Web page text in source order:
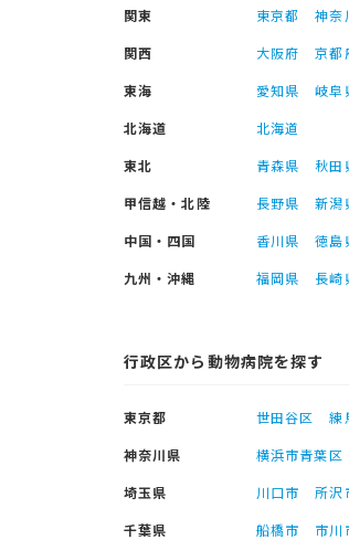
関東 東京都 神奈
関西
大阪府 京都
東海
愛知県 岐阜
北海道
北海道
東北
青森県 秋田
甲信越・北陸
長野県 新潟
中国・四国
香川県 徳島
九州・沖縄
福岡県 長崎
行政区から動物病院を探す
東京都 世田谷区 練
神奈川県
横浜市青葉区
埼玉県
川口市 所沢
千葉県
船橋市 市川